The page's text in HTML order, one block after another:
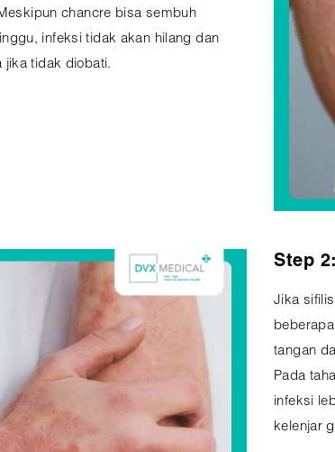
chancre bisa sembuh
infeksi tidak akan hilang dan
jika tidak diobati.
Step
Jika
tangan
Pada
infeksi
kelenjar